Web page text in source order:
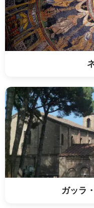
ガッラ